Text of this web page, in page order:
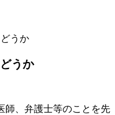
うか
うか
、弁護士等のことを先